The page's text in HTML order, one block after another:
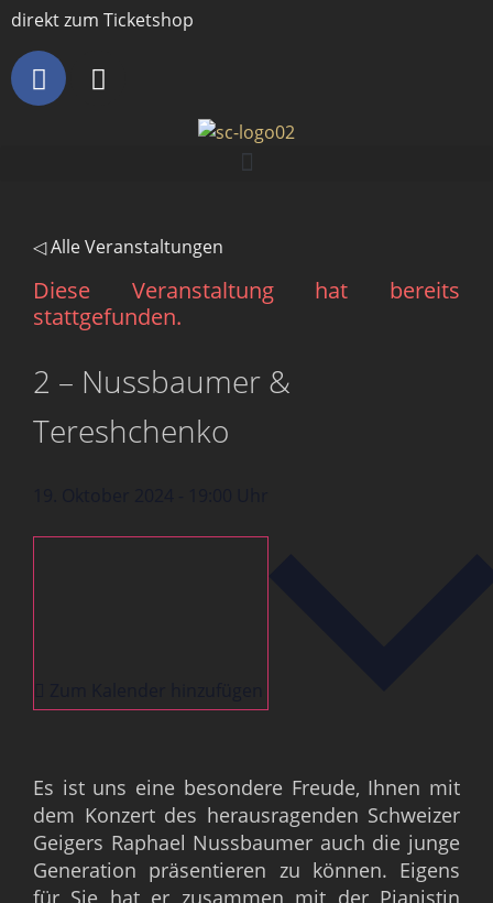
direkt zum Ticketshop
◁ Alle Veranstaltungen
Diese Veranstaltung hat bereits
stattgefunden.
2 – Nussbaumer &
Tereshchenko
Es ist uns eine besondere Freude, Ihnen mit
dem Konzert des herausragenden Schweizer
Geigers Raphael Nussbaumer auch die junge
Generation präsentieren zu können. Eigens